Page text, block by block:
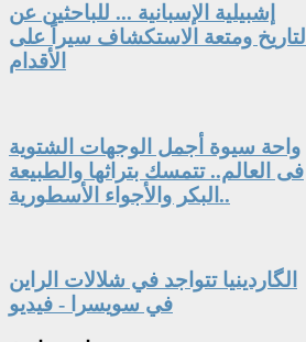
إشبيلية الإسبانية ... للباحثين عن
التاريخ ومتعة الاستكشاف سيراً على
الأقدام
واحة سيوة أجمل الوجهات الشتوية
فى العالم.. تتمسك بتراثها والطبيعة
البكر والأجواء الأسطورية..
الگاردينيا تتواجد في شلالات الراين
في سويسرا - فيديو